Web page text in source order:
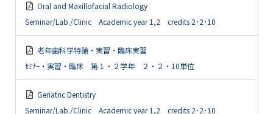
Oral and Maxillofacial Radiology
Seminar/Lab./Clinic Academic year 1,2 credits 2･2･10
老年歯科学特論・実習・臨床実習
ｾﾐﾅｰ・実習・臨床 第１・２学年 ２・２・10単位
Geriatric Dentistry
Seminar/Lab./Clinic Academic year 1,2 credits 2･2･10